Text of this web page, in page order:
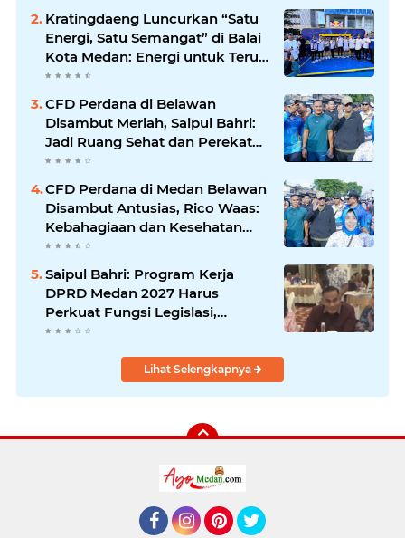
Kratingdaeng Luncurkan “Satu
Energi, Satu Semangat” di Balai
Kota Medan: Energi untuk Terus
Bergerak Maju
CFD Perdana di Belawan
Disambut Meriah, Saipul Bahri:
Jadi Ruang Sehat dan Perekat
Kebersamaan Warga Medan
CFD Perdana di Medan Belawan
Disambut Antusias, Rico Waas:
Kebahagiaan dan Kesehatan
Harus Hadir di Seluruh Penjuru
Saipul Bahri: Program Kerja
DPRD Medan 2027 Harus
Perkuat Fungsi Legislasi,
Anggaran dan Pengawasan
Lihat Selengkapnya